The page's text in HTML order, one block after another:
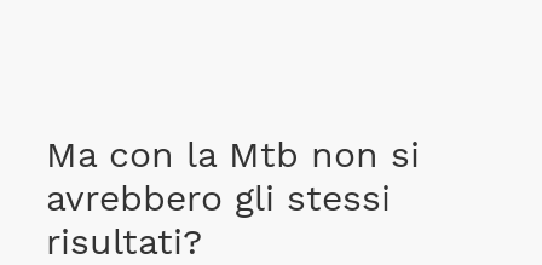
Ma con la Mtb non si
avrebbero gli stessi
risultati?